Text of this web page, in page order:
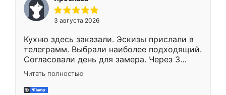
3 августа 2026
Кухню здесь заказали. Эскизы прислали в
телеграмм. Выбрали наиболее подходящий.
Согласовали день для замера. Через 3
недели кухня была уже готова. Остались
довольны работой. Спасибо Ренессанс
мебель за качественную работу!
Читать полностью